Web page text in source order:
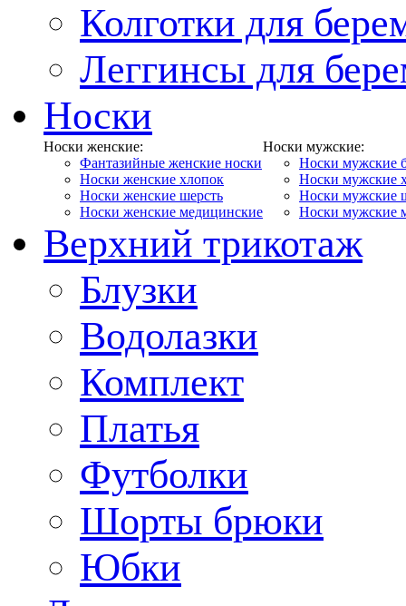
Колготки для
Леггинсы для
Носки
Носки женские:
Фантазийные женские носки
Носки женские хлопок
Носки женские шерсть
Носки женские медицинские
Носки мужские:
Носки мужские
Носки мужские
Носки мужские
Носки мужские
Верхний трикотаж
Блузки
Водолазки
Комплект
Платья
Футболки
Шорты брюки
Юбки